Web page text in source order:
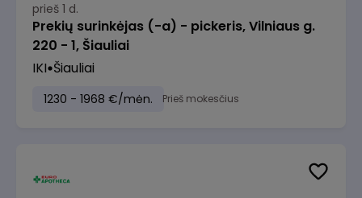
prieš 1 d.
Prekių surinkėjas (-a) - pickeris, Vilniaus g.
220 - 1, Šiauliai
IKI Šiauliai
1230 - 1968 €/mėn. Prieš mokesčius